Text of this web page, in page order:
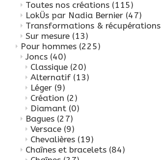
Toutes nos créations (115)
LokÜs par Nadia Bernier (47)
Transformations & récupérations
Sur mesure (13)
Pour hommes (225)
Joncs (40)
Classique (20)
Alternatif (13)
Léger (9)
Création (2)
Diamant (0)
Bagues (27)
Versace (9)
Chevalières (19)
Chaînes et bracelets (84)